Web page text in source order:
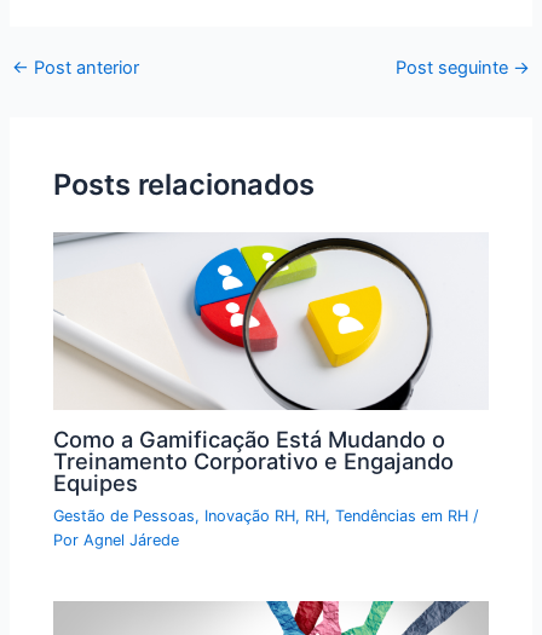
← Post anterior Post seguinte →
Posts relacionados
Como a Gamificação Está Mudando o
Treinamento Corporativo e Engajando
Equipes
Gestão de Pessoas, Inovação RH, RH,Tendências em RH /
PorAgnel Járede